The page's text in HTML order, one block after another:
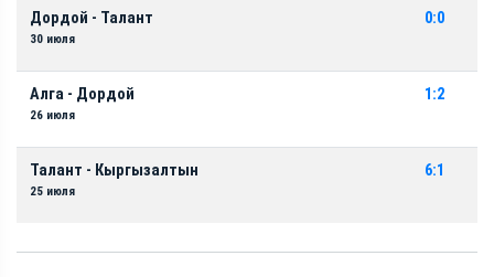
Дордой - Талант
30 июля
0:0
Алга - Дордой
26 июля
1:2
Талант - Кыргызалтын
25 июля
6:1